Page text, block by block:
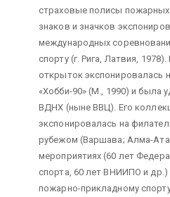
страховые полисы
знаков и значков
международных
спорту (г. Рига, Латвия,
открыток экспонировалась
«Хобби-90» (М., 1990) и была
ВДНХ (ныне ВВЦ). Его
экспонировалась на
рубежом (Варшава; Алма-
мероприятиях (60 лет
спорта, 60 лет ВНИИПО и др.)
пожарно-прикладному